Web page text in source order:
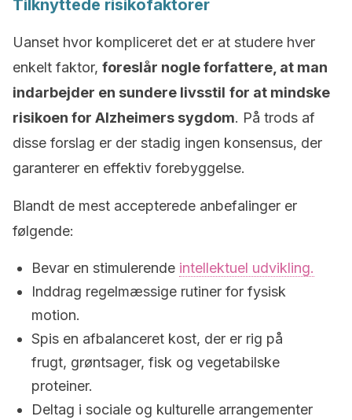
Tilknyttede risikofaktorer
Uanset hvor kompliceret det er at studere hver
enkelt faktor, foreslår nogle forfattere, at man
indarbejder en sundere livsstil for at mindske
risikoen for Alzheimers sygdom. På trods af
disse forslag er der stadig ingen konsensus, der
garanterer en effektiv forebyggelse.
Blandt de mest accepterede anbefalinger er
følgende:
Bevar en stimulerende intellektuel udvikling.
Inddrag regelmæssige rutiner for fysisk
motion.
Spis en afbalanceret kost, der er rig på
frugt, grøntsager, fisk og vegetabilske
proteiner.
Deltag i sociale og kulturelle arrangementer